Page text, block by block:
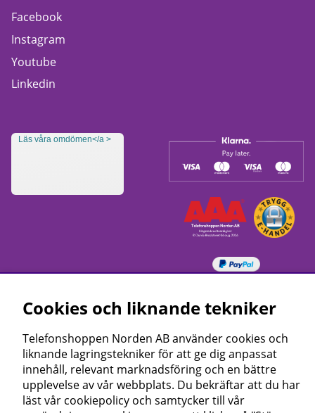
Facebook
Instagram
Youtube
Linkedin
Läs våra omdömen</a >
Cookies och liknande tekniker
Telefonshoppen Norden AB använder cookies och
liknande lagringstekniker för att ge dig anpassat
innehåll, relevant marknadsföring och en bättre
upplevelse av vår webbplats. Du bekräftar att du har
läst vår cookiepolicy och samtycker till vår